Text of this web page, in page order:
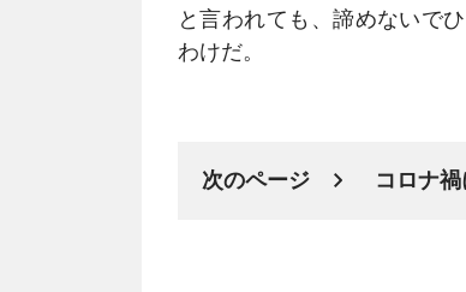
と言われても、諦めないで
わけだ。
次のページ コロナ